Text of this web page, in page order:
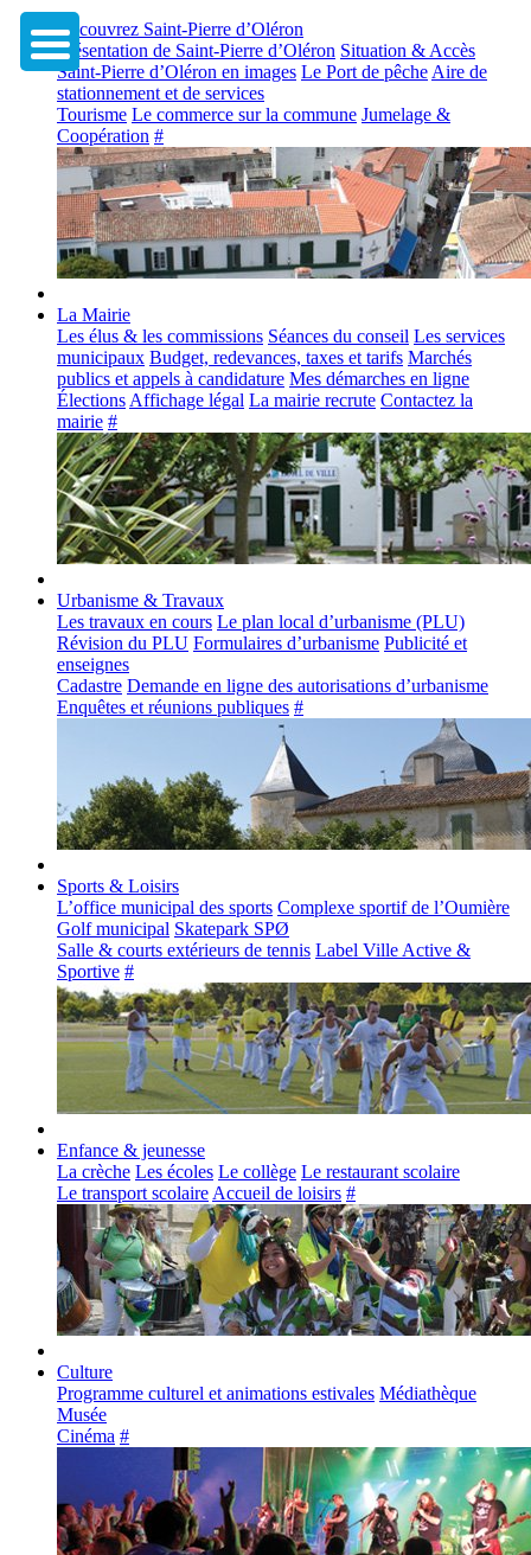
Découvrez Saint-Pierre d’Oléron
Présentation de Saint-Pierre d’Oléron Situation & Accès
Saint-Pierre d’Oléron en images Le Port de pêche Aire de
stationnement et de services
Tourisme Le commerce sur la commune Jumelage &
Coopération #
La Mairie
Les élus & les commissions Séances du conseil Les services
municipaux Budget, redevances, taxes et tarifs Marchés
publics et appels à candidature Mes démarches en ligne
Élections Affichage légal La mairie recrute Contactez la
mairie #
Urbanisme & Travaux
Les travaux en cours Le plan local d’urbanisme (PLU)
Révision du PLU Formulaires d’urbanisme Publicité et
enseignes
Cadastre Demande en ligne des autorisations d’urbanisme
Enquêtes et réunions publiques #
Sports & Loisirs
L’office municipal des sports Complexe sportif de l’Oumière
Golf municipal Skatepark SPØ
Salle & courts extérieurs de tennis Label Ville Active &
Sportive #
Enfance & jeunesse
La crèche Les écoles Le collège Le restaurant scolaire
Le transport scolaire Accueil de loisirs #
Culture
Programme culturel et animations estivales Médiathèque
Musée
Cinéma #